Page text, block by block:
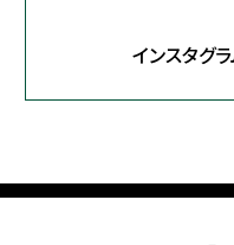
インスタグ